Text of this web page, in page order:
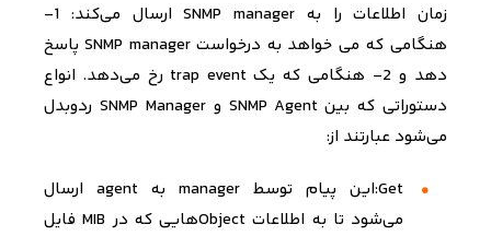
زمان اطلاعات را به SNMP manager ارسال می
کند: 1-
هنگامی که می خواهد به درخواست SNMP manager پاسخ
دهد و 2- هنگامی که یک
trap event رخ می­‌دهد. انواع
دستوراتی که بین SNMP Agent وSNMP Manager ردوبدل
می‌­شود عبارتند از:
Get:این پیام توسط manager به agent ارسال
می‌شود تا به اطلاعات Objectهایی که در MIB فایل